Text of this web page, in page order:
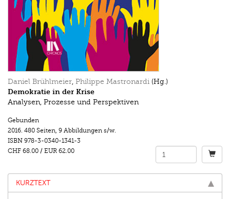
Daniel Brühlmeier, Philippe Mastronardi (Hg.)
Demokratie in der Krise
Analysen, Prozesse und Perspektiven
Gebunden
2016. 480 Seiten, 9 Abbildungen s/w.
ISBN 978-3-0340-1341-3
CHF 68.00 / EUR 62.00
KURZTEXT